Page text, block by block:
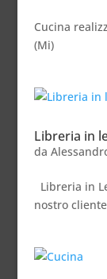
Cucina
(Mi)
Libreria in
da
Libreria in
nostro